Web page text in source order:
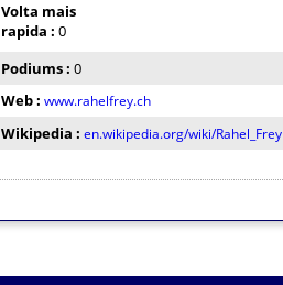
Volta mais
rapida : 0
Podiums : 0
Web : www.rahelfrey.ch
Wikipedia : en.wikipedia.org/wiki/Rahel_Frey